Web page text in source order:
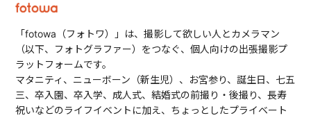
「fotowa（フォトワ）」は、撮影して欲しい人とカメラマン
（以下、フォトグラファー）をつなぐ、個人向けの出張撮影プ
ラットフォームです。
マタニティ、ニューボーン（新生児）、お宮参り、誕生日、七五
三、卒入園、卒入学、成人式、結婚式の前撮り・後撮り、長寿
祝いなどのライフイベントに加え、ちょっとしたプライベート